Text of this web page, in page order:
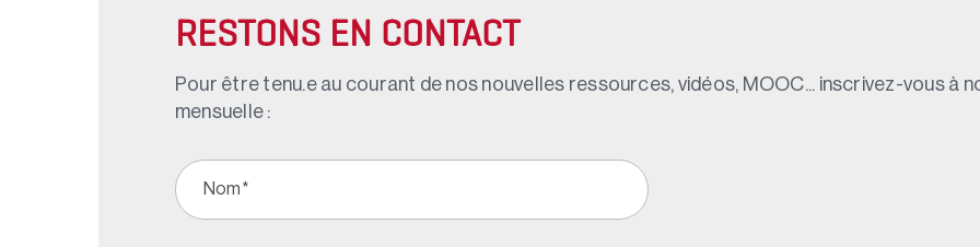
RESTONS EN CONTACT
Pour être tenu.e au courant de nos nouvelles ressources, vidéos, MOOC... inscrivez-vous à
mensuelle :